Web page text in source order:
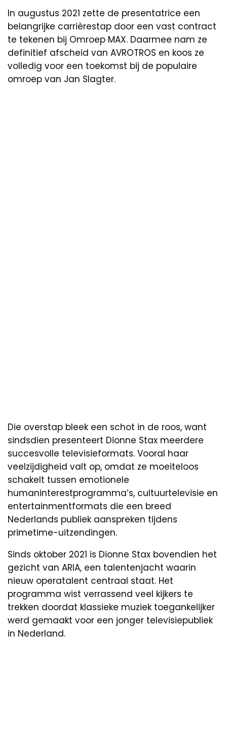
In augustus 2021 zette de presentatrice een
belangrijke carrièrestap door een vast contract
te tekenen bij Omroep MAX. Daarmee nam ze
definitief afscheid van AVROTROS en koos ze
volledig voor een toekomst bij de populaire
omroep van Jan Slagter.
Die overstap bleek een schot in de roos, want
sindsdien presenteert Dionne Stax meerdere
succesvolle televisieformats. Vooral haar
veelzijdigheid valt op, omdat ze moeiteloos
schakelt tussen emotionele
humaninterestprogramma’s, cultuurtelevisie en
entertainmentformats die een breed
Nederlands publiek aanspreken tijdens
primetime-uitzendingen.
Sinds oktober 2021 is Dionne Stax bovendien het
gezicht van ARIA, een talentenjacht waarin
nieuw operatalent centraal staat. Het
programma wist verrassend veel kijkers te
trekken doordat klassieke muziek toegankelijker
werd gemaakt voor een jonger televisiepubliek
in Nederland.